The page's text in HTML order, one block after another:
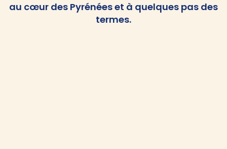
au cœur des Pyrénées et à quelques pas des
termes.